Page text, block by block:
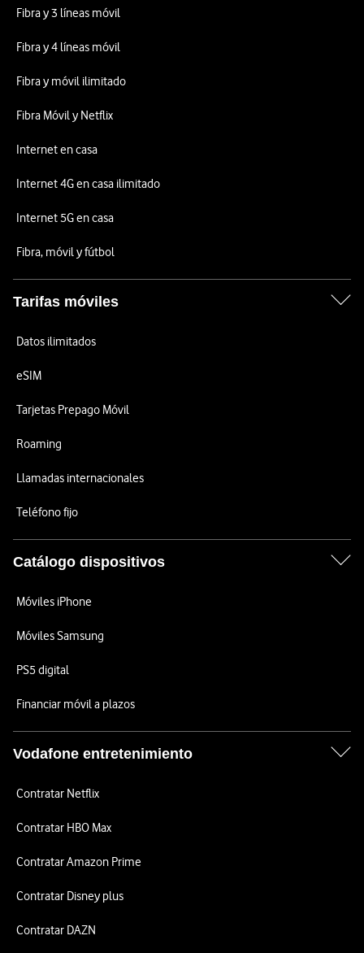
Fibra y 3 líneas móvil
Fibra y 4 líneas móvil
Fibra y móvil ilimitado
Fibra Móvil y Netflix
Internet en casa
Internet 4G en casa ilimitado
Internet 5G en casa
Fibra, móvil y fútbol
Tarifas móviles
Datos ilimitados
eSIM
Tarjetas Prepago Móvil
Roaming
Llamadas internacionales
Teléfono fijo
Catálogo dispositivos
Móviles iPhone
Móviles Samsung
PS5 digital
Financiar móvil a plazos
Vodafone entretenimiento
Contratar Netflix
Contratar HBO Max
Contratar Amazon Prime
Contratar Disney plus
Contratar DAZN